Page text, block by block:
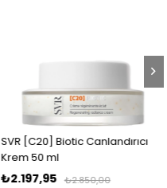
SVR [C20] Biotic Canlandırıcı
Krem 50 ml
₺2.197,95 ₺2.850,00